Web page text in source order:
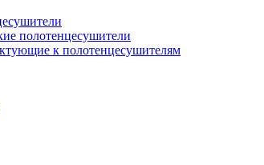
полотенцесушители
к полотенцесушителям